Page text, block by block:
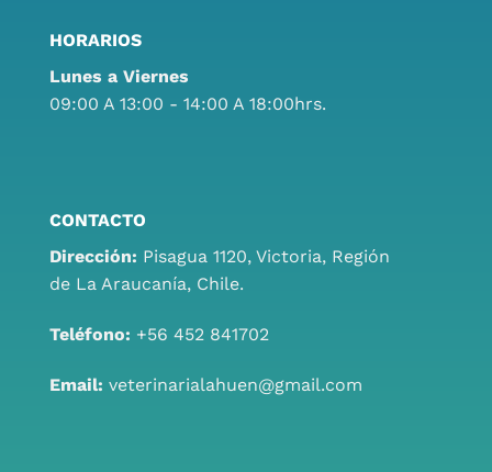
HORARIOS
Lunes a Viernes
09:00 A 13:00 - 14:00 A 18:00hrs.
CONTACTO
Dirección: Pisagua 1120, Victoria, Región
de La Araucanía, Chile.
Teléfono: +56 452 841702
Email: veterinarialahuen@gmail.com